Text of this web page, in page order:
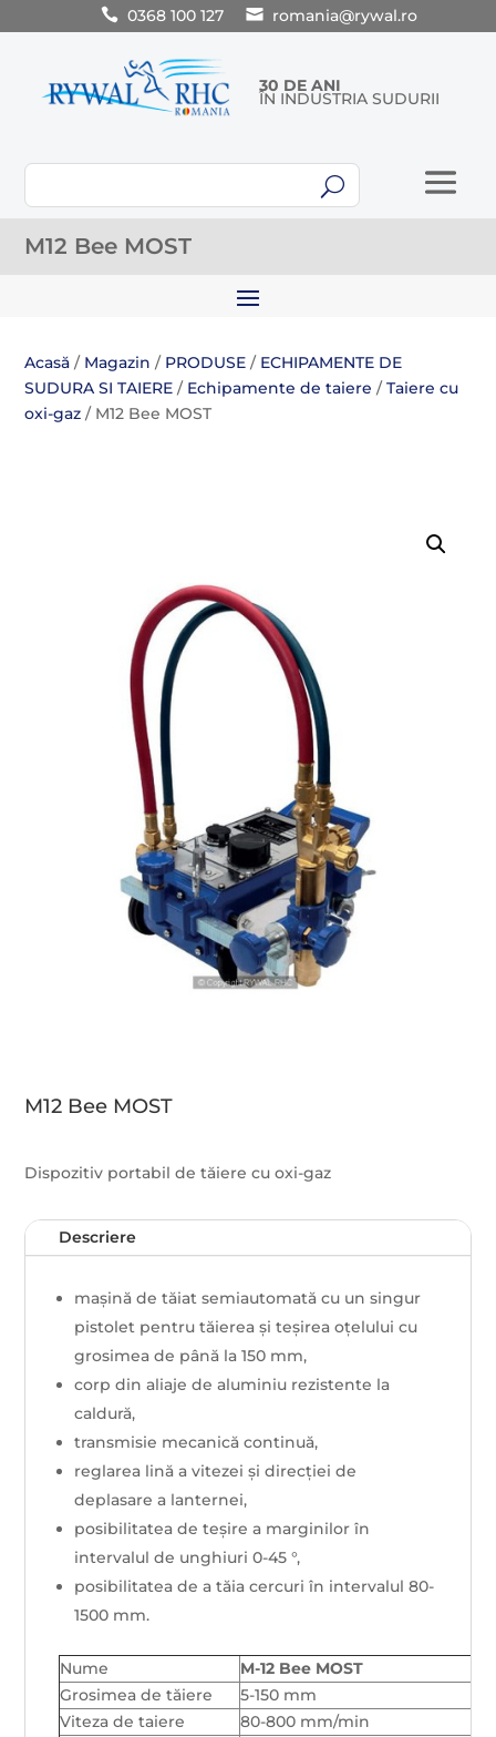
0368 100 127 romania@rywal.ro
30 DE ANI
ÎN INDUSTRIA SUDURII
U
M12 Bee MOST
Acasă / Magazin / PRODUSE / ECHIPAMENTE DE
SUDURA SI TAIERE / Echipamente de taiere /Taiere cu
oxi-gaz / M12 Bee MOST
M12 Bee MOST
Dispozitiv portabil de tăiere cu oxi-gaz
Descriere
mașină de tăiat semiautomată cu un singur
pistolet pentru tăierea și teșirea oțelului cu
grosimea de până la 150 mm,
corp din aliaje de aluminiu rezistente la
caldură,
transmisie mecanică continuă,
reglarea lină a vitezei și direcției de
deplasare a lanternei,
posibilitatea de teșire a marginilor în
intervalul de unghiuri 0-45 °,
posibilitatea de a tăia cercuri în intervalul 80-
1500 mm.
Nume
M-12 Bee MOST
Grosimea de tăiere
5-150 mm
Viteza de taiere
80-800 mm/min